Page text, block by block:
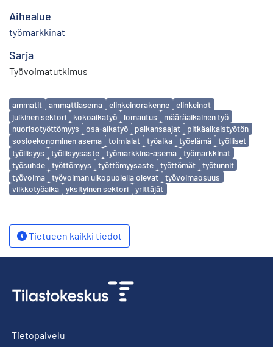
Aihealue
työmarkkinat
Sarja
Työvoimatutkimus
Avainsanat
ammatit ammattiasema elinkeinorakenne
elinkeinot
julkinen sektori
kokoaikatyö lomautus
määräaikainen työ
nuorisotyöttömyys
osa-aikatyö palkansaajat
pitkäaikaistyötön
sosioekonominen asema
toimialat työaika työelämä
työlliset
työllisyys
työllisyysaste työmarkkina-asema
työmarkkinat
työsuhde
työttömyys työttömyysaste työttömät
työtunnit
työvoima
työvoiman ulkopuolella olevat
työvoimaosuus
viikkotyöaika
yksityinen sektori yrittäjät
Tietueen kaikki tiedot
Tietopalvelu